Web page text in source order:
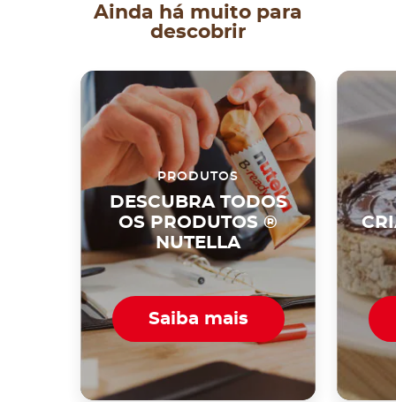
Ainda há muito para
descobrir
PRODUTOS
DESCUBRA TODOS
OS PRODUTOS ®
NUTELLA
Saiba mais